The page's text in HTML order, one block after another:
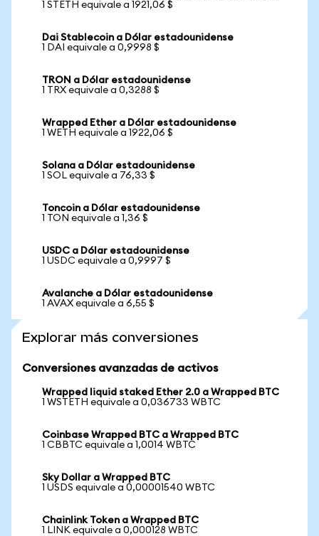
1 STETH equivale a 1921,06 $
Dai Stablecoin a Dólar estadounidense
1 DAI equivale a 0,9998 $
TRON a Dólar estadounidense
1 TRX equivale a 0,3288 $
Wrapped Ether a Dólar estadounidense
1 WETH equivale a 1922,06 $
Solana a Dólar estadounidense
1 SOL equivale a 76,33 $
Toncoin a Dólar estadounidense
1 TON equivale a 1,36 $
USDC a Dólar estadounidense
1 USDC equivale a 0,9997 $
Avalanche a Dólar estadounidense
1 AVAX equivale a 6,55 $
Explorar más conversiones
Conversiones avanzadas de activos
Wrapped liquid staked Ether 2.0 a Wrapped BTC
1 WSTETH equivale a 0,036733 WBTC
Coinbase Wrapped BTC a Wrapped BTC
1 CBBTC equivale a 1,0014 WBTC
Sky Dollar a Wrapped BTC
1 USDS equivale a 0,00001540 WBTC
Chainlink Token a Wrapped BTC
1 LINK equivale a 0,000128 WBTC